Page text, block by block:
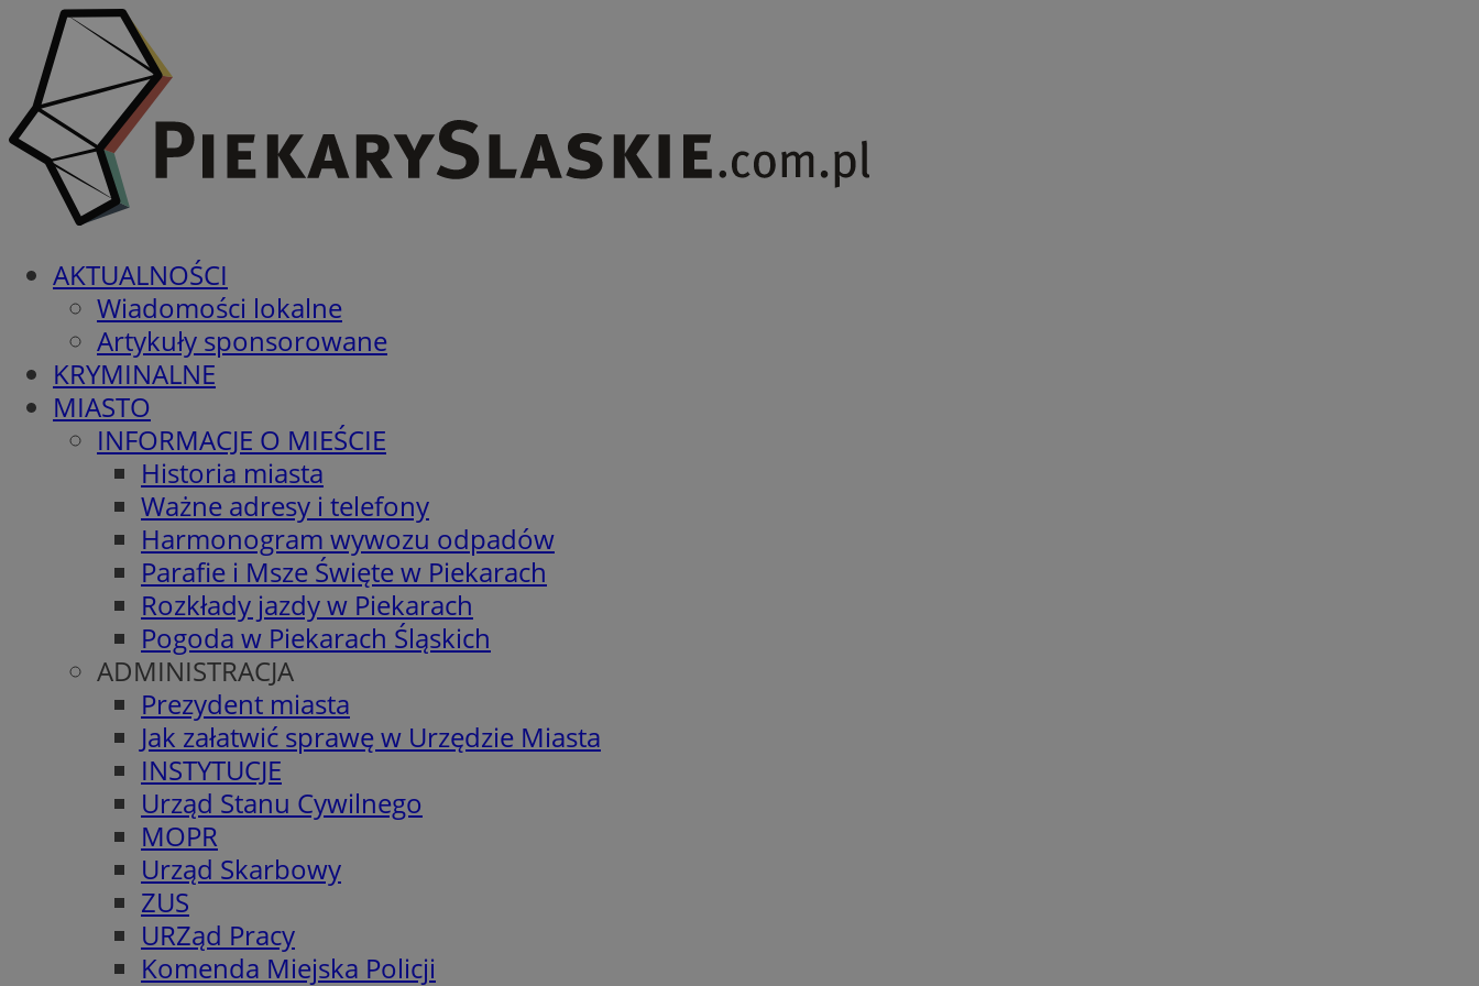
AKTUALNOŚCI
Wiadomości lokalne
Artykuły sponsorowane
KRYMINALNE
MIASTO
INFORMACJE O MIEŚCIE
Historia miasta
Ważne adresy i telefony
Harmonogram wywozu odpadów
Parafie i Msze Święte w Piekarach
Rozkłady jazdy w Piekarach
Pogoda w Piekarach Śląskich
ADMINISTRACJA
Prezydent miasta
Jak załatwić sprawę w Urzędzie Miasta
INSTYTUCJE
Urząd Stanu Cywilnego
MOPR
Urząd Skarbowy
ZUS
URZąd Pracy
Komenda Miejska Policji